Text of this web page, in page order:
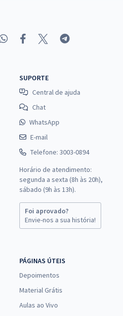
SUPORTE
Central de ajuda
Chat
WhatsApp
E-mail
Telefone: 3003-0894
Horário de atendimento:
segunda a sexta (8h às 20h),
sábado (9h às 13h).
Foi aprovado?
Envie-nos a sua história!
PÁGINAS ÚTEIS
Depoimentos
Material Grátis
Aulas ao Vivo